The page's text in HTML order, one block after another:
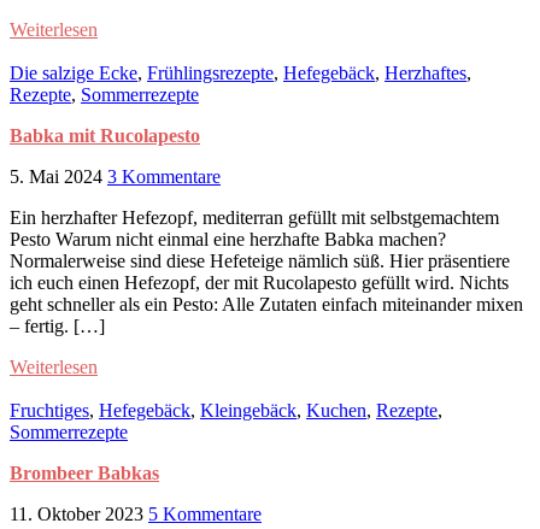
Weiterlesen
Die salzige Ecke, Frühlingsrezepte, Hefegebäck, Herzhaftes,
Rezepte, Sommerrezepte
Babka mit Rucolapesto
5. Mai 2024 3 Kommentare
Ein herzhafter Hefezopf, mediterran gefüllt mit selbstgemachtem
Pesto Warum nicht einmal eine herzhafte Babka machen?
Normalerweise sind diese Hefeteige nämlich süß. Hier präsentiere
ich euch einen Hefezopf, der mit Rucolapesto gefüllt wird. Nichts
geht schneller als ein Pesto: Alle Zutaten einfach miteinander mixen
– fertig. […]
Weiterlesen
Fruchtiges, Hefegebäck, Kleingebäck, Kuchen, Rezepte,
Sommerrezepte
Brombeer Babkas
11. Oktober 2023 5 Kommentare